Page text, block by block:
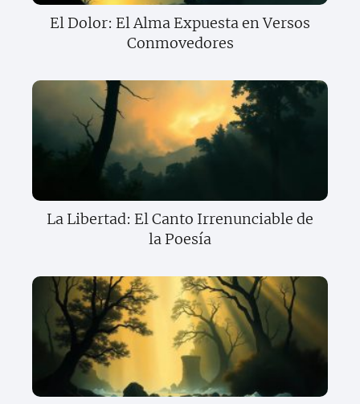
El Dolor: El Alma Expuesta en Versos
Conmovedores
La Libertad: El Canto Irrenunciable de
la Poesía